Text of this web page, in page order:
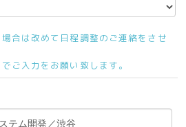
合は改めて日程調整のご連絡をさせ
ご入力をお願い致します。